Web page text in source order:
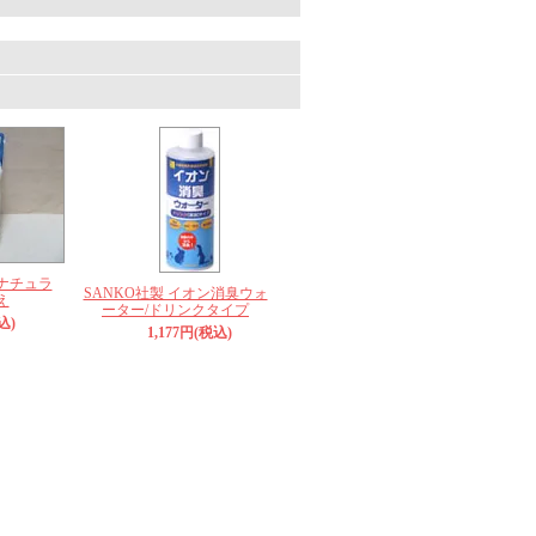
ュラ
)
SANKO社製 イオン消臭ウォ
ーター/ドリンクタイプ
1,177円(税込)